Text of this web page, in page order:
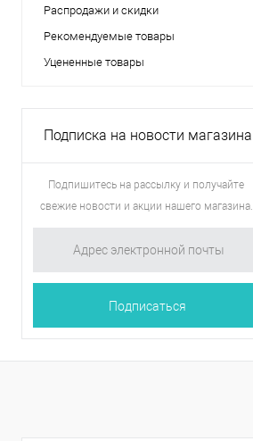
Распродажи и скидки
Рекомендуемые товары
Уцененные товары
Подписка на новости магазина
Подпишитесь на рассылку и получайте
свежие новости и акции нашего магазина.